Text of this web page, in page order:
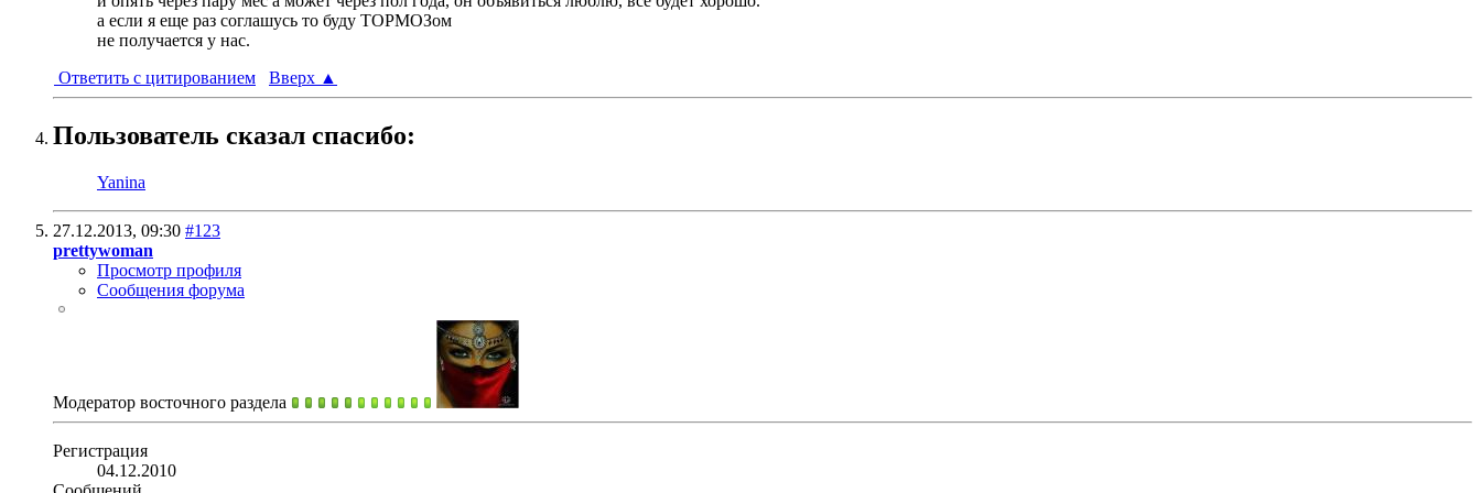
а если я еще раз соглашусь то буду ТОРМОЗом
не получается у нас.
Ответить с цитированием
Вверх ▲
Пользователь сказал cпасибо:
Yanina
27.12.2013, 09:30 #123
prettywoman
Просмотр профиля
Сообщения форума
Модератор восточного раздела
Регистрация
04.12.2010